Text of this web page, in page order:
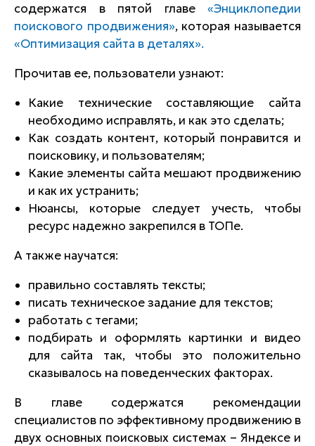
содержатся в пятой главе «Энциклопедии
поискового продвижения», которая называется
«Оптимизация сайта в деталях».
Прочитав ее, пользователи узнают:
Какие технические составляющие сайта
необходимо исправлять, и как это сделать;
Как создать контент, который понравится и
поисковику, и пользователям;
Какие элементы сайта мешают продвижению
и как их устранить;
Нюансы, которые следует учесть, чтобы
ресурс надежно закрепился в ТОПе.
А также научатся:
правильно составлять тексты;
писать техническое задание для текстов;
работать с тегами;
подбирать и оформлять картинки и видео
для сайта так, чтобы это положительно
сказывалось на поведенческих факторах.
В главе содержатся рекомендации
специалистов по эффективному продвижению в
двух основных поисковых системах – Яндексе и